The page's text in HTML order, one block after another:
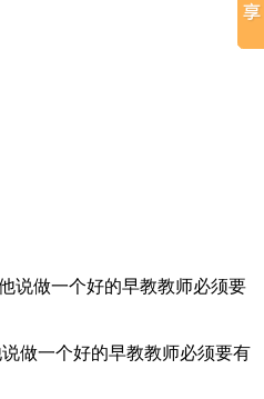
说做一个好的早教教师必须要
做一个好的早教教师必须要有